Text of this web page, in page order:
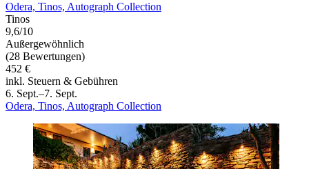
Odera, Tinos, Autograph Collection
Tinos
9,6/10
Außergewöhnlich
(28 Bewertungen)
452 €
inkl. Steuern & Gebühren
6. Sept.–7. Sept.
Odera, Tinos, Autograph Collection